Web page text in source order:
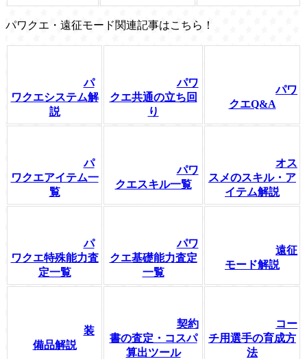
パワクエ・遠征モード関連記事はこちら！
パ
ワクエシステム解
説
パワ
クエ共通の立ち回
り
パワ
クエQ&A
パ
ワクエアイテム一
覧
パワ
クエスキル一覧
オス
スメのスキル・ア
イテム解説
パ
ワクエ特殊能力査
定一覧
パワ
クエ基礎能力査定
一覧
遠征
モード解説
装
備品解説
契約
書の査定・コスパ
算出ツール
コー
チ用選手の育成方
法